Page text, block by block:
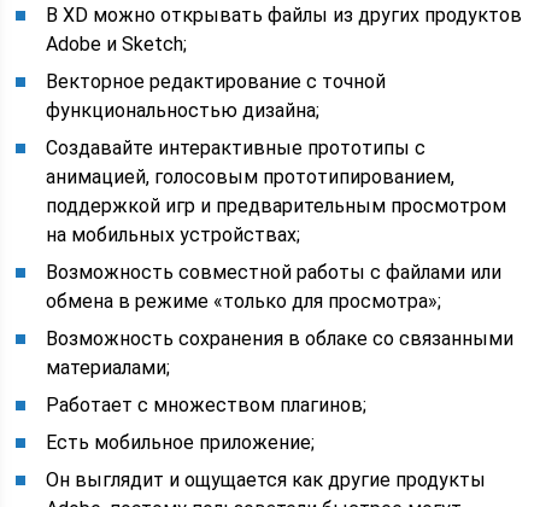
В XD можно открывать файлы из других продуктов
Adobe и Sketch;
Векторное редактирование с точной
функциональностью дизайна;
Создавайте интерактивные прототипы с
анимацией, голосовым прототипированием,
поддержкой игр и предварительным просмотром
на мобильных устройствах;
Возможность совместной работы с файлами или
обмена в режиме «только для просмотра»;
Возможность сохранения в облаке со связанными
материалами;
Работает с множеством плагинов;
Есть мобильное приложение;
Он выглядит и ощущается как другие продукты